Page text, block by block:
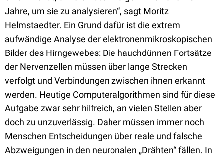
Jahre, um sie zu analysieren“, sagt Moritz
Helmstaedter. Ein Grund dafür ist die extrem
aufwändige Analyse der elektronenmikroskopischen
Bilder des Hirngewebes: Die hauchdünnen Fortsätze
der Nervenzellen müssen über lange Strecken
verfolgt und Verbindungen zwischen ihnen erkannt
werden. Heutige Computeralgorithmen sind für diese
Aufgabe zwar sehr hilfreich, an vielen Stellen aber
doch zu unzuverlässig. Daher müssen immer noch
Menschen Entscheidungen über reale und falsche
Abzweigungen in den neuronalen „Drähten“ fällen. In